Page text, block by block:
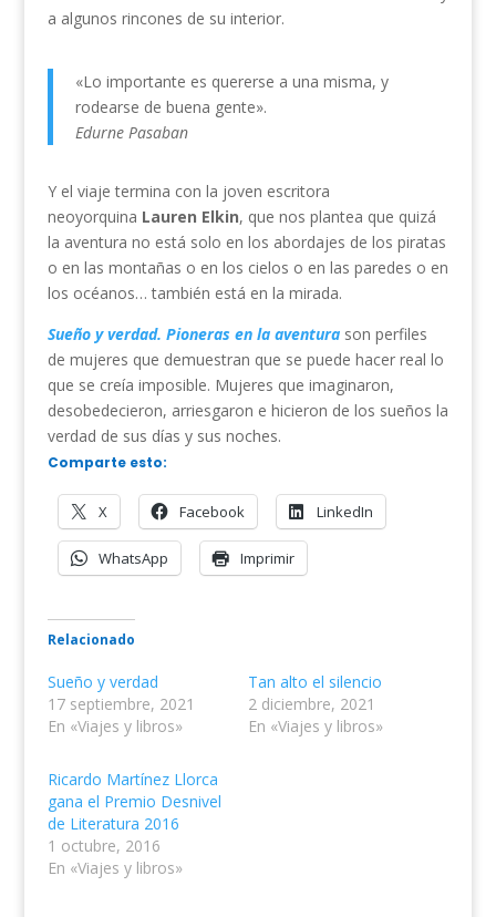
a algunos rincones de su interior.
«Lo importante es quererse a una misma, y
rodearse de buena gente».
Edurne Pasaban
Y el viaje termina con la joven escritora
neoyorquina Lauren Elkin, que nos plantea que quizá
la aventura no está solo en los abordajes de los piratas
o en las montañas o en los cielos o en las paredes o en
los océanos… también está en la mirada.
Sueño y verdad. Pioneras en la aventura son perfiles
de mujeres que demuestran que se puede hacer real lo
que se creía imposible. Mujeres que imaginaron,
desobedecieron, arriesgaron e hicieron de los sueños la
verdad de sus días y sus noches.
Comparte esto:
X Facebook LinkedIn
WhatsApp Imprimir
Relacionado
Sueño y verdad
17 septiembre, 2021
En «Viajes y libros»
Tan alto el silencio
2 diciembre, 2021
En «Viajes y libros»
Ricardo Martínez Llorca
gana el Premio Desnivel
de Literatura 2016
1 octubre, 2016
En «Viajes y libros»